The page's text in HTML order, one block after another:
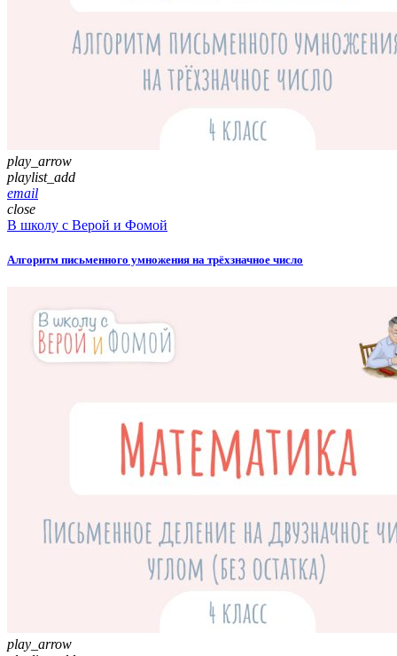
play_arrow
playlist_add
email
close
В школу с Верой и Фомой
Алгоритм письменного умножения на трёхзначное число
play_arrow